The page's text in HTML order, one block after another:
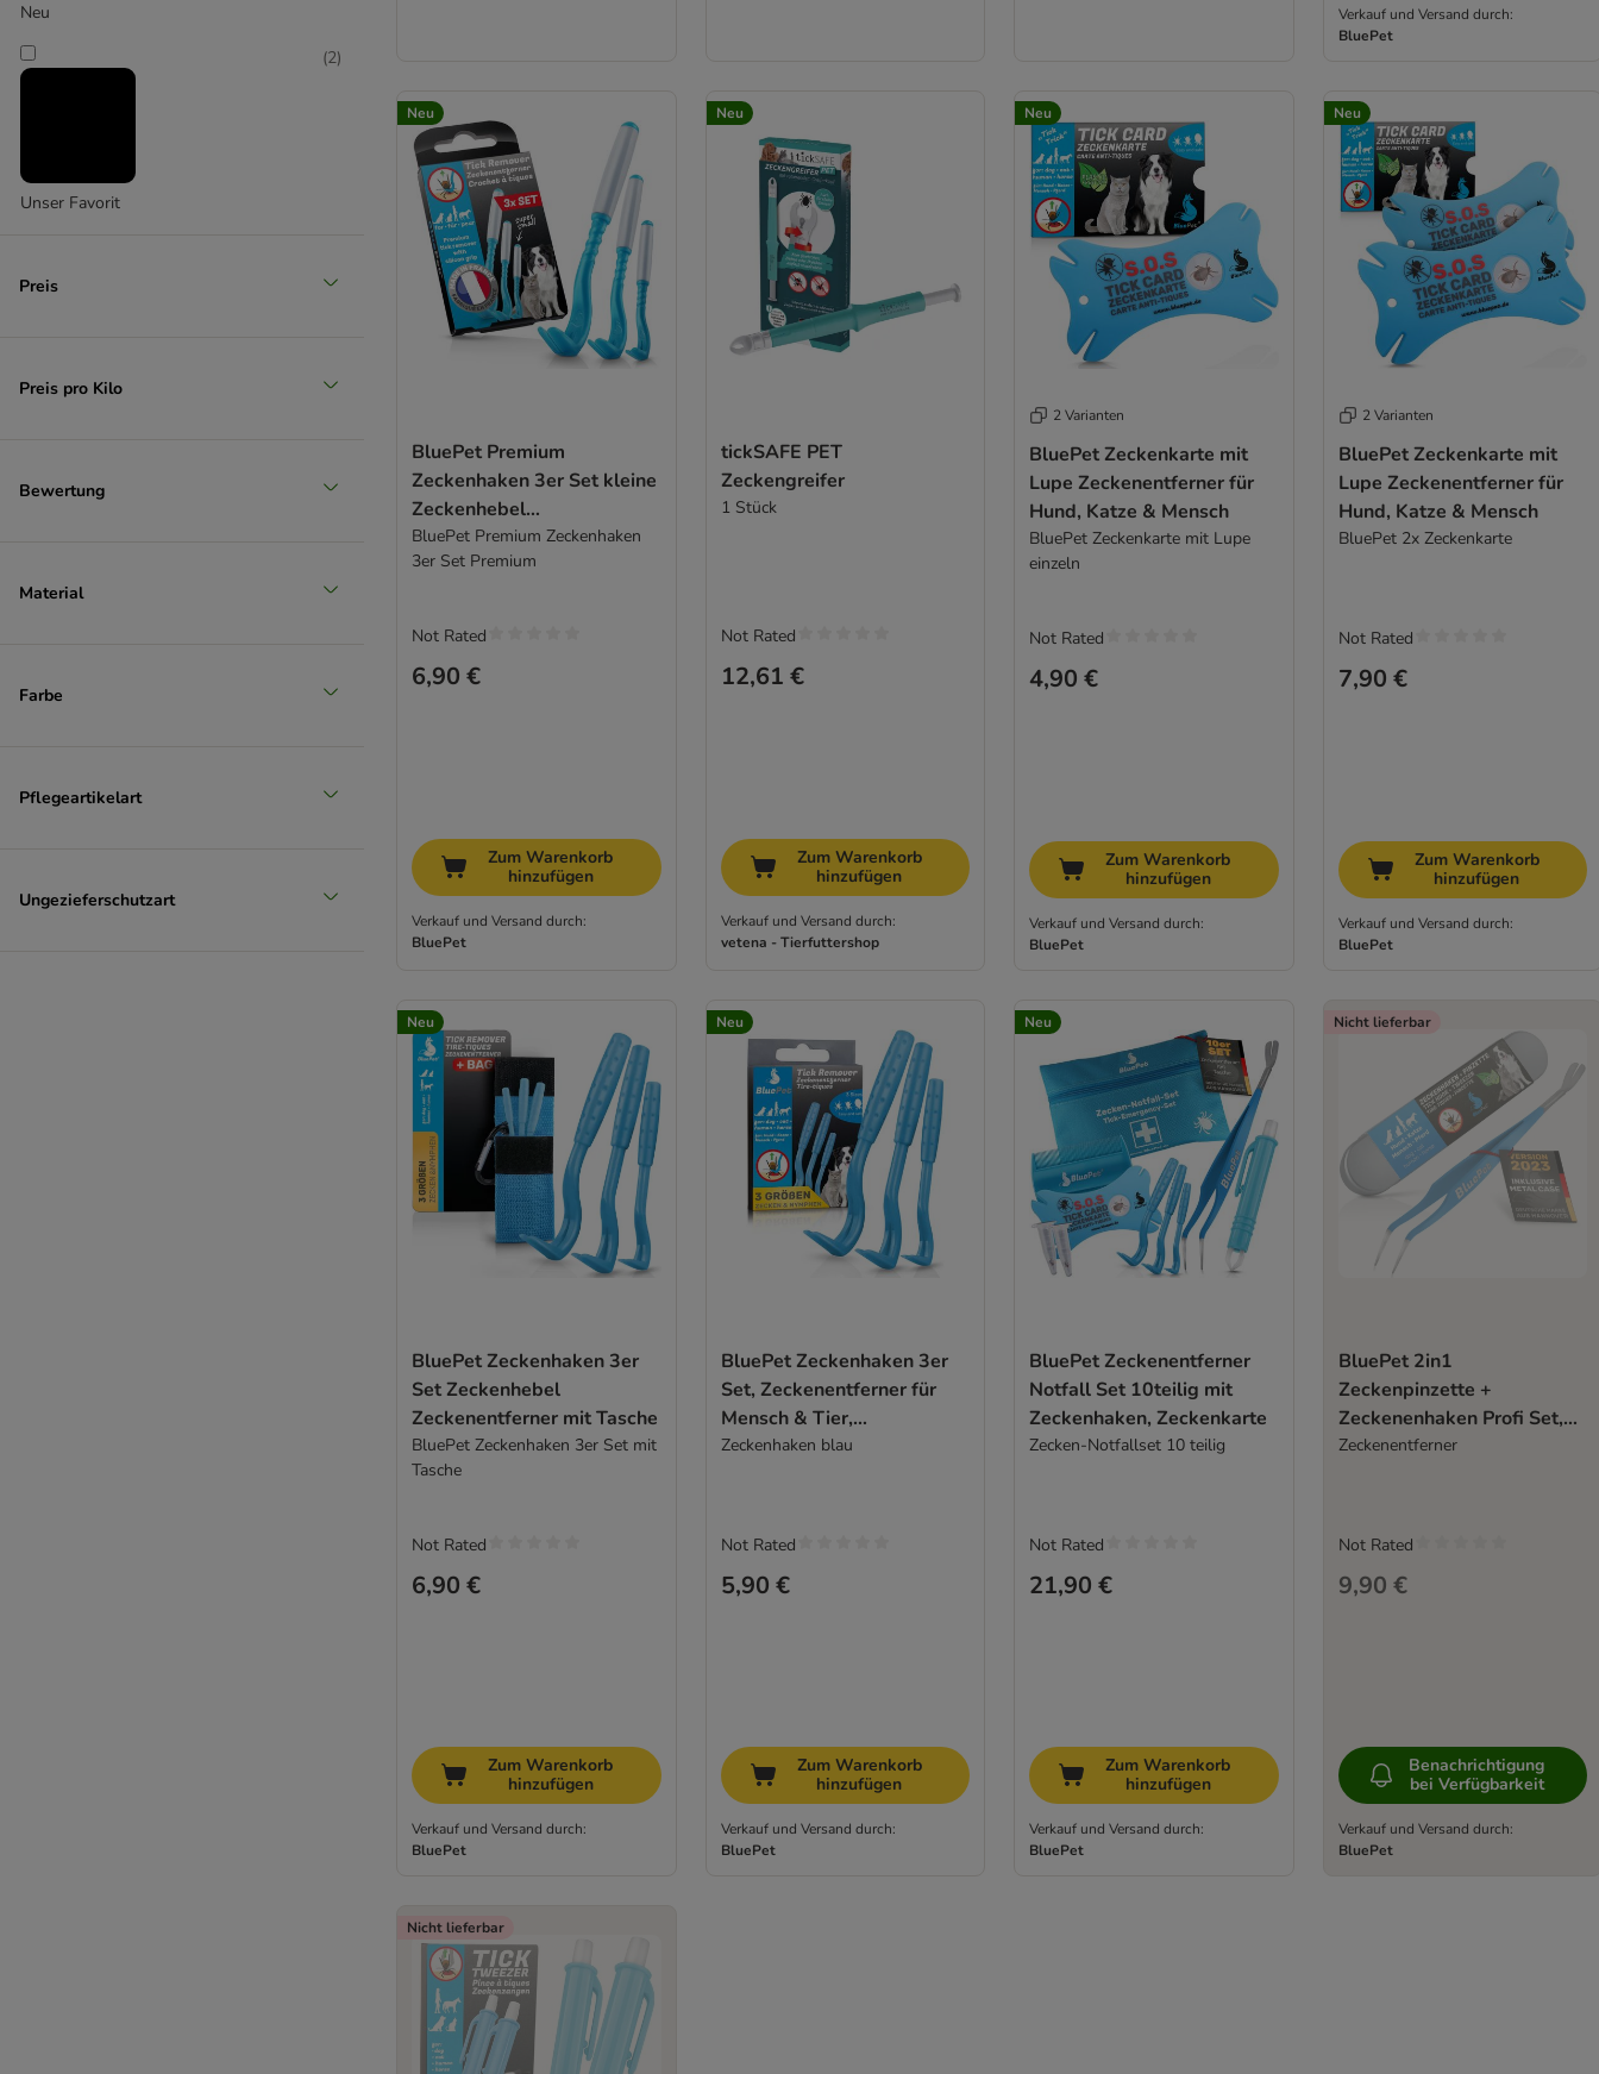
Groß 26-45 kg
Extra-groß > 45 kg
Neu
Unser Favorit
(2)
Preis
Preis pro Kilo
Bewertung
Material
Farbe
Pflegeartikelart
Ungezieferschutzart
Verkauf und Versand durch:
BluePet
Neu
BluePet Premium
Zeckenhaken 3er Set kleine
Zeckenhebel
Zeckenentferner
BluePet Premium Zeckenhaken
3er Set Premium
6,90 €
Not Rated
Zum Warenkorb
hinzufügen
Verkauf und Versand durch:
BluePet
Neu
tickSAFE PET
Zeckengreifer
1 Stück
12,61 €
Not Rated
Zum Warenkorb
hinzufügen
Verkauf und Versand durch:
vetena - Tierfuttershop
Neu
2 Varianten
BluePet Zeckenkarte mit
Lupe Zeckenentferner für
Hund, Katze & Mensch
BluePet Zeckenkarte mit Lupe
einzeln
4,90 €
Not Rated
Zum Warenkorb
hinzufügen
Verkauf und Versand durch:
BluePet
Neu
2 Varianten
BluePet Zeckenkarte mit
Lupe Zeckenentferner für
Hund, Katze & Mensch
BluePet 2x Zeckenkarte
7,90 €
Not Rated
Zum Warenkorb
hinzufügen
Verkauf und Versand durch:
BluePet
Neu
BluePet Zeckenhaken 3er
Set Zeckenhebel
Zeckenentferner mit Tasche
BluePet Zeckenhaken 3er Set mit
Tasche
6,90 €
Not Rated
Zum Warenkorb
hinzufügen
Verkauf und Versand durch:
BluePet
Neu
BluePet Zeckenhaken 3er
Set, Zeckenentferner für
Mensch & Tier,
Zeckenhebel
Zeckenhaken blau
5,90 €
Not Rated
Zum Warenkorb
hinzufügen
Verkauf und Versand durch:
BluePet
Neu
BluePet Zeckenentferner
Notfall Set 10teilig mit
Zeckenhaken, Zeckenkarte
Zecken-Notfallset 10 teilig
21,90 €
Not Rated
Zum Warenkorb
hinzufügen
Verkauf und Versand durch:
BluePet
Nicht lieferbar
BluePet 2in1
Zeckenpinzette +
Zeckenenhaken Profi Set,
Zeckenentferner Hund
Zeckenentferner
9,90 €
Not Rated
Benachrichtigung
bei Verfügbarkeit
Verkauf und Versand durch:
BluePet
Nicht lieferbar